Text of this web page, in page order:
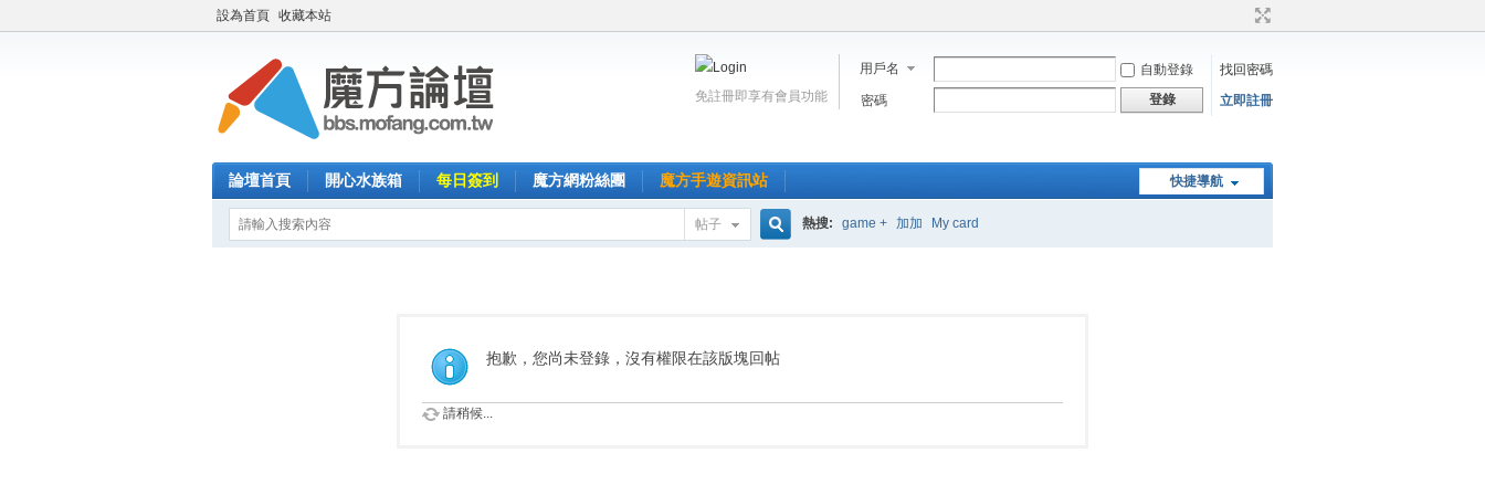
設為首頁 收藏本站
用戶名 自動登錄
找回密碼
密碼
登錄 立即註冊
免註冊即享有會員功能
快捷導航
論壇首頁 開心水族箱 每日簽到 魔方網粉絲團 魔方手遊資訊站
帖子
索
熱搜: game + 加加 My card
抱歉，您尚未登錄，沒有權限在該版塊回帖
請稍候...